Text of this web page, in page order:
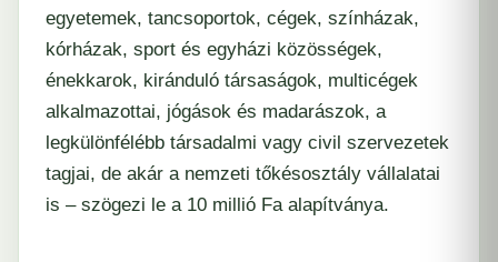
egyetemek, tancsoportok, cégek, színházak,
kórházak, sport és egyházi közösségek,
énekkarok, kiránduló társaságok, multicégek
alkalmazottai, jógások és madarászok, a
legkülönfélébb társadalmi vagy civil szervezetek
tagjai, de akár a nemzeti tőkésosztály vállalatai
is – szögezi le a 10 millió Fa alapítványa.